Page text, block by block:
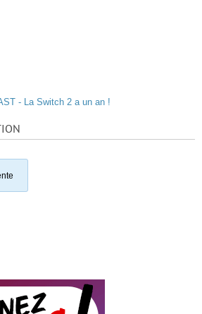
- La Switch 2 a un an !